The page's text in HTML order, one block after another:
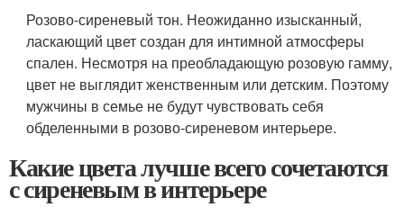
Розово-сиреневый тон. Неожиданно изысканный,
ласкающий цвет создан для интимной атмосферы
спален. Несмотря на преобладающую розовую гамму,
цвет не выглядит женственным или детским. Поэтому
мужчины в семье не будут чувствовать себя
обделенными в розово-сиреневом интерьере.
Какие цвета лучше всего сочетаются
с сиреневым в интерьере